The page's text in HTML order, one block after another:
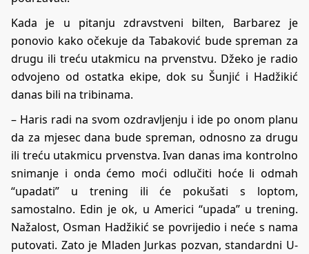
Kada je u pitanju zdravstveni bilten, Barbarez je
ponovio kako očekuje da Tabaković bude spreman za
drugu ili treću utakmicu na prvenstvu. Džeko je radio
odvojeno od ostatka ekipe, dok su Šunjić i Hadžikić
danas bili na tribinama.
– Haris radi na svom ozdravljenju i ide po onom planu
da za mjesec dana bude spreman, odnosno za drugu
ili treću utakmicu prvenstva. Ivan danas ima kontrolno
snimanje i onda ćemo moći odlučiti hoće li odmah
“upadati” u trening ili će pokušati s loptom,
samostalno. Edin je ok, u Americi “upada” u trening.
Nažalost, Osman Hadžikić se povrijedio i neće s nama
putovati. Zato je Mladen Jurkas pozvan, standardni U-